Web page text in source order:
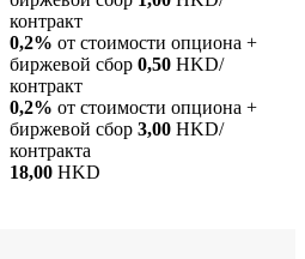
контракт
0,2% от стоимости опциона +
биржевой сбор 0,50 HKD/
контракт
0,2% от стоимости опциона +
биржевой сбор 3,00 HKD/
контракта
18,00 HKD